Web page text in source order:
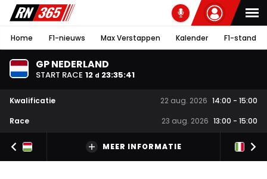
Home F1-nieuws Max Verstappen Kalender F1-stand
GP NEDERLAND
START RACE 12 d 23:35:40
Kwalificatie 22 aug. 2026 14:00 - 15:00
Race
23 aug. 2026 13:00 - 15:00
MEER INFORMATIE